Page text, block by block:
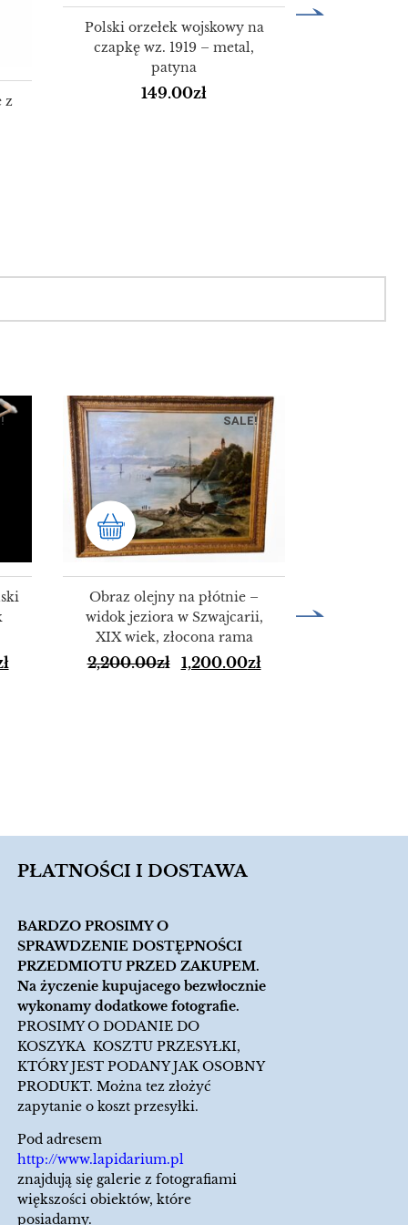
z
Polski orzełek wojskowy na
czapkę wz. 1919 – metal,
patyna
149.00zł
SALE!
Obraz olejny na płótnie –
widok jeziora w Szwajcarii,
XIX wiek, złocona rama
2,200.00zł 1,200.00zł
PŁATNOŚCI I DOSTAWA
BARDZO PROSIMY O
SPRAWDZENIE DOSTĘPNOŚCI
PRZEDMIOTU PRZED ZAKUPEM.
Na życzenie kupujacego bezwłocznie
wykonamy dodatkowe fotografie.
PROSIMY O DODANIE DO
KOSZYKA KOSZTU PRZESYŁKI,
KTÓRY JEST PODANY JAK OSOBNY
PRODUKT. Można tez złożyć
zapytanie o koszt przesyłki.
Pod adresem
http://www.lapidarium.pl
znajdują się galerie z fotografiami
większości obiektów, które
posiadamy.